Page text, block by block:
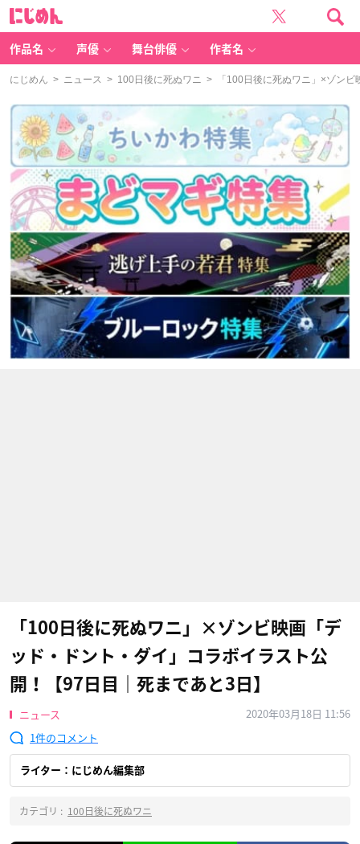
作品名 声優 舞台俳優 作者名
にじめん > ニュース > 100日後に死ぬワニ > 「100日後に死ぬワニ」×ゾンビ
「100日後に死ぬワニ」×ゾンビ映画「デ
ッド・ドント・ダイ」コラボイラスト公
開！【97日目｜死まであと3日】
ニュース
2020年03月18日 11:56
1
ライター：にじめん編集部
カテゴリ : 100日後に死ぬワニ